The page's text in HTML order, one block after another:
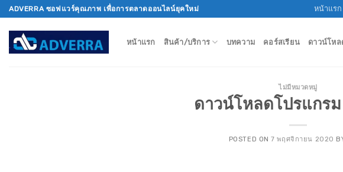
Skip
to
content
ADVERRA ซอฟแวร์คุณภาพ เพื่อการตลาดออนไลน์ยุคใหม่ หน้าแรก
หน้าแรก สินค้า/บริการ บทความ คอร์สเรียน ดาวน์โหล
ไม่มีหมวดหมู่
ดาวน์โหลดโปรแกร
POSTED ON7 พฤศจิกายน 2020